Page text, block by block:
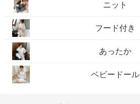
ニット
フード付き
あったか
ベビードール